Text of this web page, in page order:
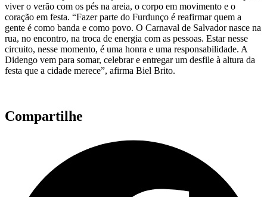
viver o verão com os pés na areia, o corpo em movimento e o
coração em festa. “Fazer parte do Furdunço é reafirmar quem a
gente é como banda e como povo. O Carnaval de Salvador nasce na
rua, no encontro, na troca de energia com as pessoas. Estar nesse
circuito, nesse momento, é uma honra e uma responsabilidade. A
Didengo vem para somar, celebrar e entregar um desfile à altura da
festa que a cidade merece”, afirma Biel Brito.
Compartilhe